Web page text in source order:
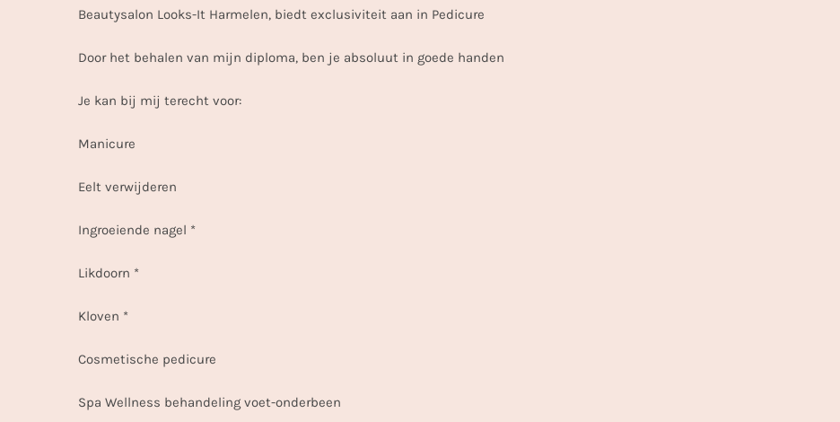
Beautysalon Looks-It Harmelen, biedt exclusiviteit aan in Pedicure
Door het behalen van mijn diploma, ben je absoluut in goede handen
Je kan bij mij terecht voor:
Manicure
Eelt verwijderen
Ingroeiende nagel *
Likdoorn *
Kloven *
Cosmetische pedicure
Spa Wellness behandeling voet-onderbeen